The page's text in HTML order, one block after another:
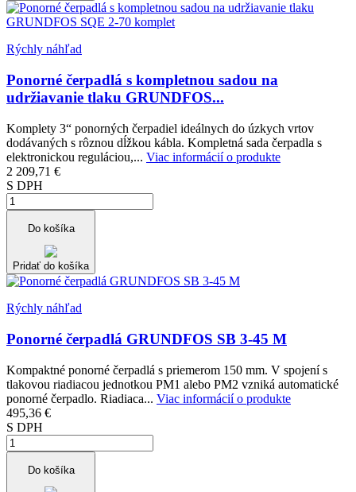
Rýchly náhľad
Ponorné čerpadlá s kompletnou sadou na
udržiavanie tlaku GRUNDFOS...
Komplety 3“ ponorných čerpadiel ideálnych do úzkych vrtov
dodávaných s rôznou dĺžkou kábla. Kompletná sada čerpadla s
elektronickou reguláciou,... Viac informácií o produkte
2 209,71 €
S DPH
Do košíka
Pridať do košíka
Rýchly náhľad
Ponorné čerpadlá GRUNDFOS SB 3-45 M
Kompaktné ponorné čerpadlá s priemerom 150 mm. V spojení s
tlakovou riadiacou jednotkou PM1 alebo PM2 vzniká automatické
ponorné čerpadlo. Riadiaca... Viac informácií o produkte
495,36 €
S DPH
Do košíka